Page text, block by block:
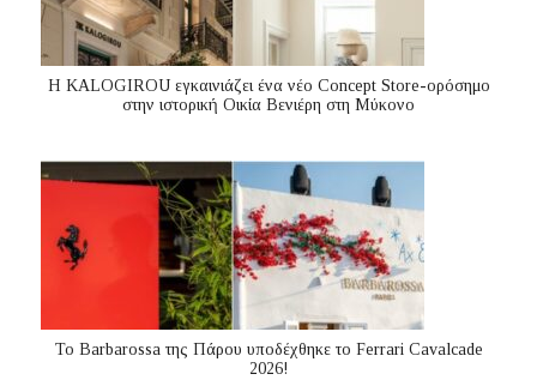
Η KALOGIROU εγκαινιάζει ένα νέο Concept Store-ορόσημο
στην ιστορική Οικία Βενιέρη στη Μύκονο
Το Barbarossa της Πάρου υποδέχθηκε το Ferrari Cavalcade
2026!